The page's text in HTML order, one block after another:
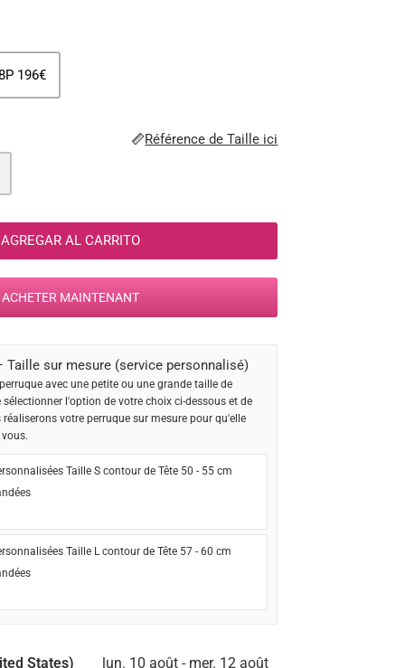
196€
Référence de Taille ici
AGREGAR AL CARRITO
ACHETER MAINTENANT
Taille sur mesure (service personnalisé)
avec une petite ou une grande taille de
l'option de votre choix ci-dessous et de
votre perruque sur mesure pour qu'elle
Taille S contour de Tête 50 - 55 cm
Taille L contour de Tête 57 - 60 cm
States) lun. 10 août - mer. 12 août